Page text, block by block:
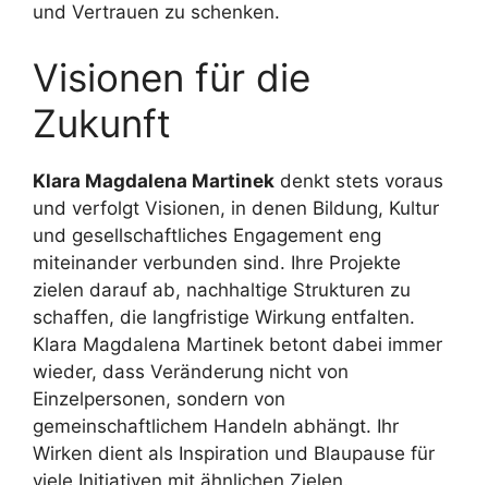
und Vertrauen zu schenken.
Visionen für die
Zukunft
Klara Magdalena Martinek denkt stets voraus
und verfolgt Visionen, in denen Bildung, Kultur
und gesellschaftliches Engagement eng
miteinander verbunden sind. Ihre Projekte
zielen darauf ab, nachhaltige Strukturen zu
schaffen, die langfristige Wirkung entfalten.
Klara Magdalena Martinek betont dabei immer
wieder, dass Veränderung nicht von
Einzelpersonen, sondern von
gemeinschaftlichem Handeln abhängt. Ihr
Wirken dient als Inspiration und Blaupause für
viele Initiativen mit ähnlichen Zielen.